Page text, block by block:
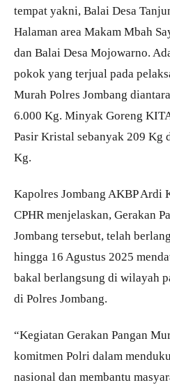
tempat yakni, Balai Desa
Halaman area Makam Mbah
dan Balai Desa Mojowarno.
pokok yang terjual pada
Murah Polres Jombang
6.000 Kg. Minyak Goreng
Pasir Kristal sebanyak 209 Kg
Kg.
Kapolres Jombang AKBP Ardi
CPHR menjelaskan, Gerakan
Jombang tersebut, telah
hingga 16 Agustus 2025
bakal berlangsung di wilayah
di Polres Jombang.
“Kegiatan Gerakan Pangan
komitmen Polri dalam
nasional dan membantu